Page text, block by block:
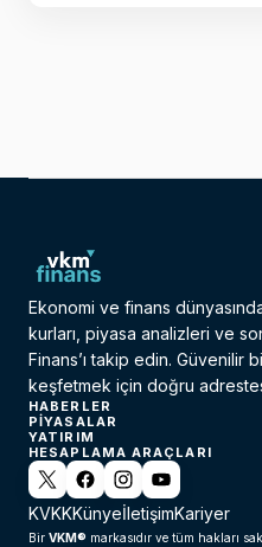
Ekonomi ve finans
kurları, piyasa analizleri ve
Finans’ı takip edin. Güvenilir
keşfetmek için doğru
HABERLER
PIYASALAR
YATIRIM
HESAPLAMA ARAÇLARI
KVKKKünyeİletişimKariyer
Bir VKM® markasıdır ve tüm hakları